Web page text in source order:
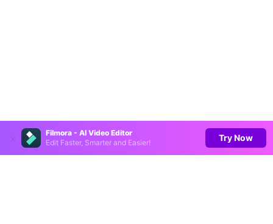
Virbo - AI 비디오 생성기
가상 캐릭터로 손쉽게 AI 비디오 제작!
무료 체험
Filmora - AI Video Editor
Edit Faster, Smarter and Easier!
Try Now